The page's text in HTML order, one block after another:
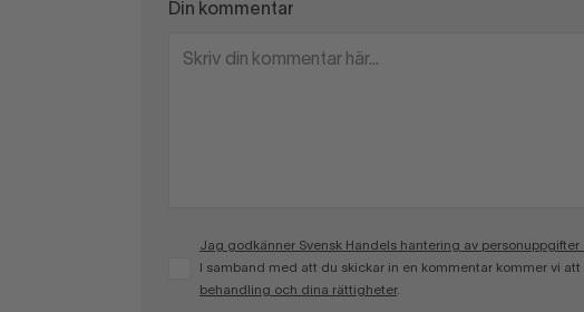
Din kommentar
Jag godkänner Svensk Handels hantering av
I samband med att du skickar in en kommentar kommer vi
behandling och dina rättigheter.